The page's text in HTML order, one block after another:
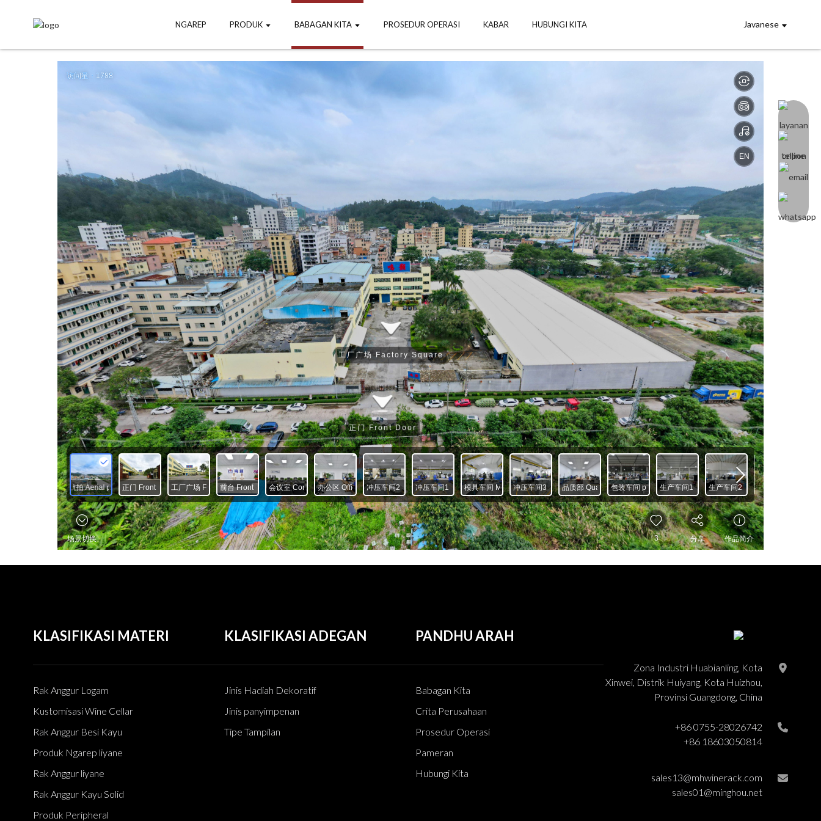
NGAREP PRODUK BABAGAN KITA PROSEDUR OPERASI KABAR HUBUNGI KITA Javanese
KLASIFIKASI MATERI
Rak Anggur Logam
Kustomisasi Wine Cellar
Rak Anggur Besi Kayu
Produk Ngarep liyane
Rak Anggur liyane
Rak Anggur Kayu Solid
Produk Peripheral
KLASIFIKASI ADEGAN
Jinis Hadiah Dekoratif
Jinis panyimpenan
Tipe Tampilan
PANDHU ARAH
Babagan Kita
Crita Perusahaan
Prosedur Operasi
Pameran
Hubungi Kita
Zona Industri Huabianling, Kota
Xinwei, Distrik Huiyang, Kota Huizhou,
Provinsi Guangdong, China
+86 0755-28026742
+86 18603050814
sales13@mhwinerack.com
sales01@minghou.net